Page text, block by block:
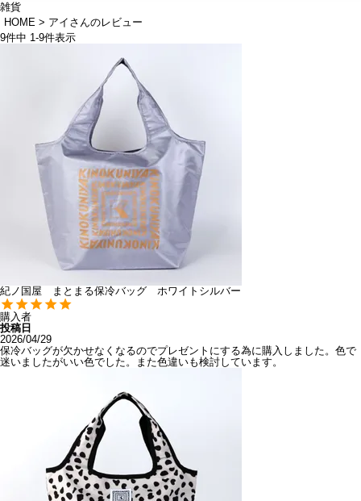
雑貨
HOME
アイさんのレビュー
9件中 1-9件表示
紀ノ国屋 まとまる保冷バッグ ホワイトシルバー
購入者
投稿日
2026/04/29
保冷バッグが欠かせなくなるのでプレゼントにする為に購入しました。色で
迷いましたがいい色でした。また色違いも検討しています。